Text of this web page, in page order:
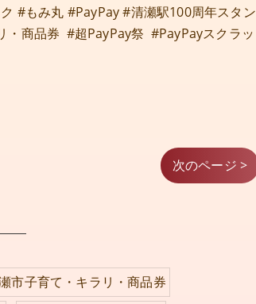
#もみ丸 #PayPay #清瀬駅100周年スタン
・商品券 #超PayPay祭 #PayPayスクラッ
次のページ >
市子育て・キラリ・商品券